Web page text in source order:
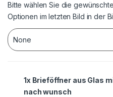
Bitte wählen Sie die
Optionen im letzten Bild in der
1x Brieföffner aus Glas
nach wunsch